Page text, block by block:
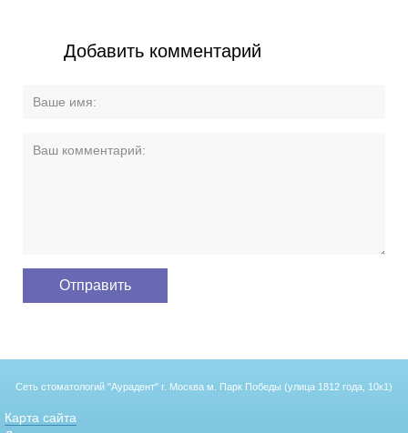
Добавить комментарий
Сеть стоматологий "Аурадент" г. Москва м. Парк Победы (улица 1812 года, 10к1)
Карта сайта